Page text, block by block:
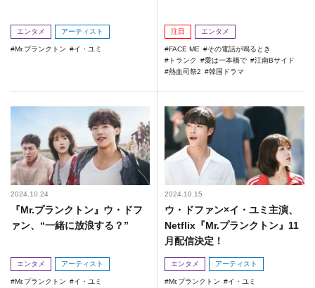
エンタメ アーティスト
Mr.プランクトン イ・ユミ
注目 エンタメ
FACE ME
その電話が鳴るとき
トランク
愛は一本橋で
江南Bサイド
熱血司祭2
韓国ドラマ
2024.10.24
『Mr.プランクトン』ウ・ドフ
ァン、“一緒に放浪する？”
エンタメ アーティスト
Mr.プランクトン
イ・ユミ
2024.10.15
ウ・ドファン×イ・ユミ主演、
Netflix『Mr.プランクトン』11
月配信決定！
エンタメ アーティスト
Mr.プランクトン
イ・ユミ